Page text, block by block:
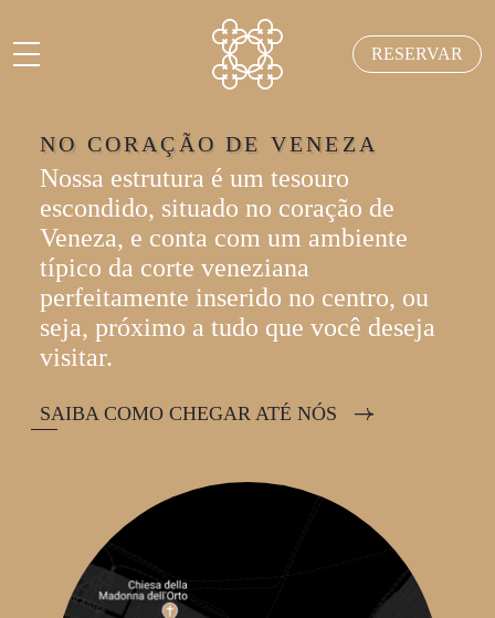
RESERVAR
NO CORAÇÃO DE VENEZA
Nossa estrutura é um tesouro
escondido, situado no coração de
Veneza, e conta com um ambiente
típico da corte veneziana
perfeitamente inserido no centro, ou
seja, próximo a tudo que você deseja
visitar.
SAIBA COMO CHEGAR ATÉ NÓS